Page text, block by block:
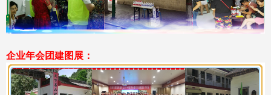
企业年会团建图展：